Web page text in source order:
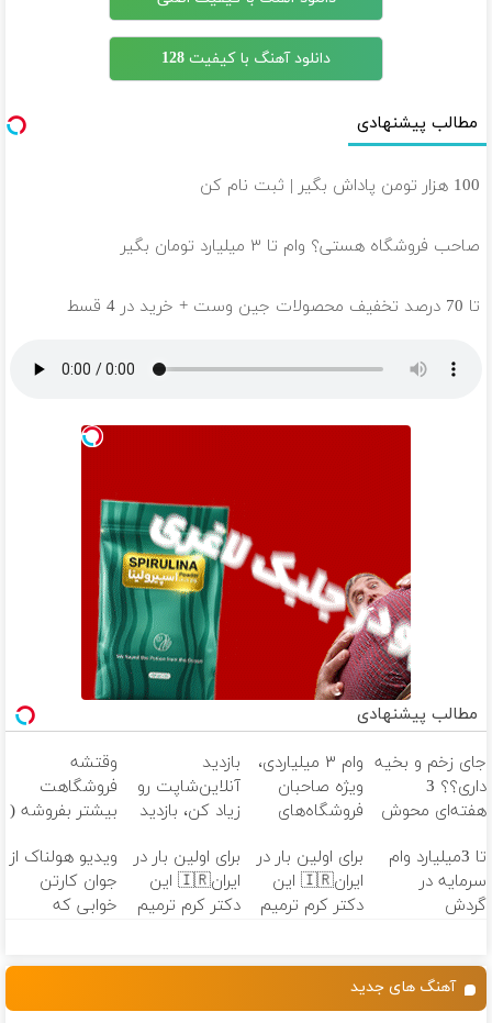
دانلود آهنگ با کیفیت 128
مطالب پیشنهادی
100 هزار تومن پاداش بگیر | ثبت نام کن
صاحب فروشگاه هستی؟ وام تا ۳ میلیارد تومان بگیر
تا 70 درصد تخفیف محصولات جین وست + خرید در 4 قسط
مطالب پیشنهادی
جای زخم و بخیه
داری؟؟ 3
هفته‌ای محوش
وام ۳ میلیاردی،
ویژه صاحبان
فروشگاه‌های
بازدید
آنلاین‌شاپت رو
زیاد کن، بازدید
بیشتر
وقتشه
فروشگاهت
بیشتر بفروشه (
نام کن )
تا 3میلیارد وام
سرمایه در
گردش
ثبت کن
برای اولین بار در
ایران🇮🇷 این
دکتر کرم ترمیم
برای اولین بار در
ایران🇮🇷 این
دکتر کرم ترمیم
ویدیو هولناک از
جوان کارتن
خوابی که
آهنگ های جدید